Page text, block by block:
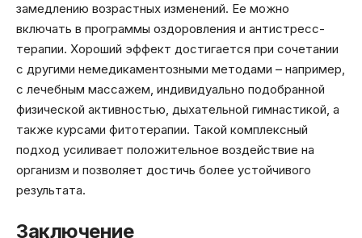
замедлению возрастных изменений. Ее можно
включать в программы оздоровления и антистресс-
терапии. Хороший эффект достигается при сочетании
с другими немедикаментозными методами – например,
с лечебным массажем, индивидуально подобранной
физической активностью, дыхательной гимнастикой, а
также курсами фитотерапии. Такой комплексный
подход усиливает положительное воздействие на
организм и позволяет достичь более устойчивого
результата.
Заключение